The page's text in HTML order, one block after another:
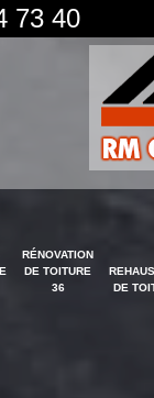
73 40
RÉNOVATION
DE TOITURE
36
DE